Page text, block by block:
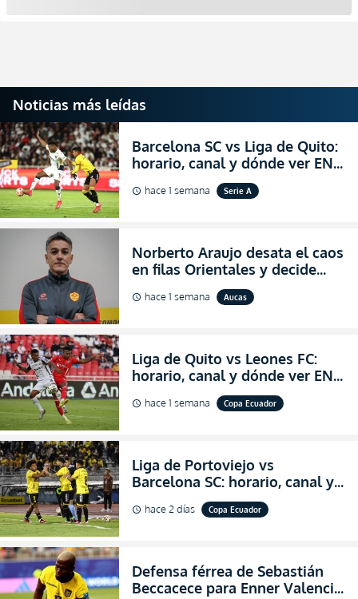
Noticias más leídas
Barcelona SC vs Liga de Quito:
horario, canal y dónde ver EN
VIVO la Fecha 22 de la LigaPro
2026
schedule hace 1 semana Serie A
Norberto Araujo desata el caos
en filas Orientales y decide
abandonar la dirección técnica
de Aucas
schedule hace 1 semana Aucas
Liga de Quito vs Leones FC:
horario, canal y dónde ver EN
VIVO los octavos de final de la
Copa Ecuador 2026
schedule hace 1 semana Copa Ecuador
Liga de Portoviejo vs
Barcelona SC: horario, canal y
dónde ver EN VIVO los octavos
de final de la Copa Ecuador
schedule hace 2 días Copa Ecuador
Defensa férrea de Sebastián
Beccacece para Enner Valencia